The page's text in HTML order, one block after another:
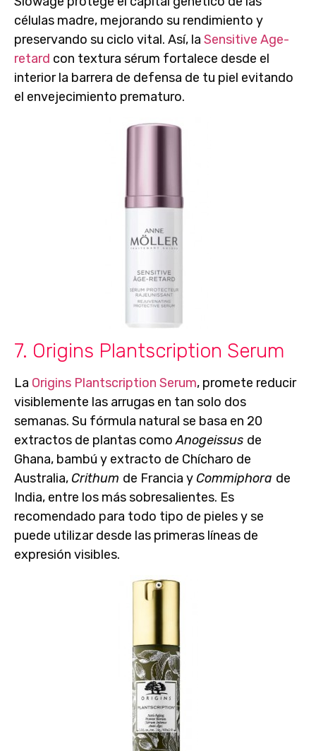
células madre, mejorando su rendimiento y
preservando su ciclo vital. Así, la Sensitive Age-
retard con textura sérum fortalece desde el
interior la barrera de defensa de tu piel evitando
el envejecimiento prematuro.
7. Origins Plantscription Serum
La Origins Plantscription Serum, promete reducir
visiblemente las arrugas en tan solo dos
semanas. Su fórmula natural se basa en 20
extractos de plantas comoAnogeissus de
Ghana, bambú y extracto de Chícharo de
Australia,Crithum de Francia yCommiphora de
India, entre los más sobresalientes. Es
recomendado para todo tipo de pielesy se
puede utilizar desde las primeras líneas de
expresión visibles.